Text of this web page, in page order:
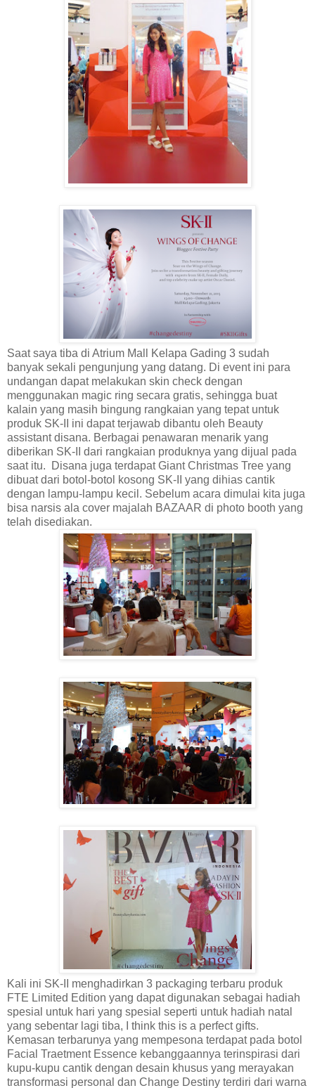
Saat saya tiba di Atrium Mall Kelapa Gading 3 sudah
banyak sekali pengunjung yang datang. Di event ini para
undangan dapat melakukan skin check dengan
menggunakan magic ring secara gratis, sehingga buat
kalain yang masih bingung rangkaian yang tepat untuk
produk SK-II ini dapat terjawab dibantu oleh Beauty
assistant disana. Berbagai penawaran menarik yang
diberikan SK-II dari rangkaian produknya yang dijual pada
saat itu. Disana juga terdapat Giant Christmas Tree yang
dibuat dari botol-botol kosong SK-II yang dihias cantik
dengan lampu-lampu kecil. Sebelum acara dimulai kita juga
bisa narsis ala cover majalah BAZAAR di photo booth yang
telah disediakan.
Kali ini SK-II menghadirkan 3 packaging terbaru produk
FTE Limited Edition yang dapat digunakan sebagai hadiah
spesial untuk hari yang spesial seperti untuk hadiah natal
yang sebentar lagi tiba, I think this is a perfect gifts.
Kemasan terbarunya yang mempesona terdapat pada botol
Facial Traetment Essence kebanggaannya terinspirasi dari
kupu-kupu cantik dengan desain khusus yang merayakan
transformasi personal dan Change Destiny terdiri dari warna